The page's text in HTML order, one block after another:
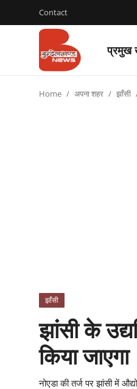
Contact
प्रमुख
Login
Home अपना शहर झाँसी
झाँसी
झांसी के
किया जाएगा
नोएडा की तर्ज पर झांसी में